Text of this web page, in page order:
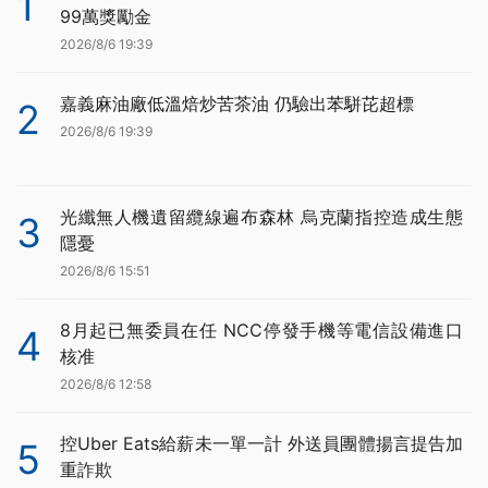
99萬獎勵金
2026/8/6 19:39
2 嘉義麻油廠低溫焙炒苦茶油 仍驗出苯駢芘超標
2026/8/6 19:39
3
光纖無人機遺留纜線遍布森林 烏克蘭指控造成生態
隱憂
2026/8/6 15:51
4
8月起已無委員在任 NCC停發手機等電信設備進口
核准
2026/8/6 12:58
5
控Uber Eats給薪未一單一計 外送員團體揚言提告加
重詐欺